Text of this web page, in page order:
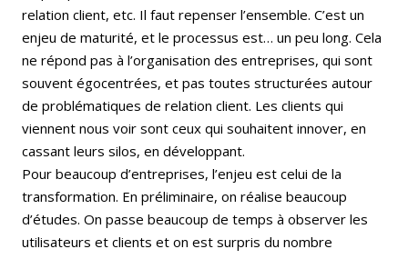
relation client, etc. Il faut repenser l’ensemble. C’est un
enjeu de maturité, et le processus est… un peu long. Cela
ne répond pas à l’organisation des entreprises, qui sont
souvent égocentrées, et pas toutes structurées autour
de problématiques de relation client. Les clients qui
viennent nous voir sont ceux qui souhaitent innover, en
cassant leurs silos, en développant.
Pour beaucoup d’entreprises, l’enjeu est celui de la
transformation. En préliminaire, on réalise beaucoup
d’études. On passe beaucoup de temps à observer les
utilisateurs et clients et on est surpris du nombre